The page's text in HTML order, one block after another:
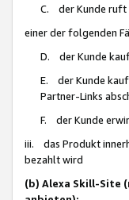
C. der Kunde ruft
einer der folgenden
D. der Kunde
E. der Kunde
Partner-Links
F. der Kunde
iii. das Produkt
bezahlt wird
(b) Alexa Skill-Site